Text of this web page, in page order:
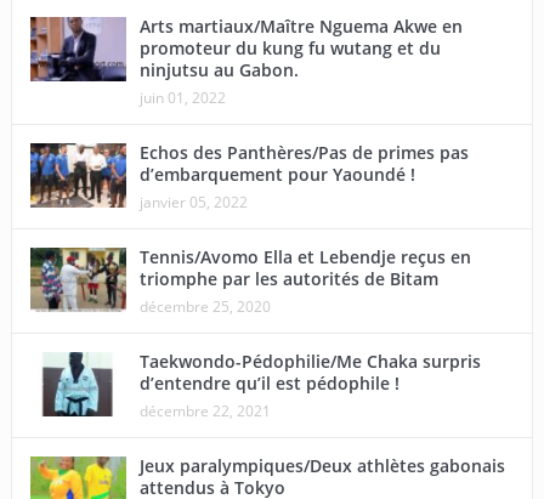
Arts martiaux/Maître Nguema Akwe en
promoteur du kung fu wutang et du
ninjutsu au Gabon.
juin 01, 2022
Echos des Panthères/Pas de primes pas
d’embarquement pour Yaoundé !
janvier 05, 2022
Tennis/Avomo Ella et Lebendje reçus en
triomphe par les autorités de Bitam
décembre 25, 2020
Taekwondo-Pédophilie/Me Chaka surpris
d’entendre qu’il est pédophile !
décembre 22, 2021
Jeux paralympiques/Deux athlètes gabonais
attendus à Tokyo